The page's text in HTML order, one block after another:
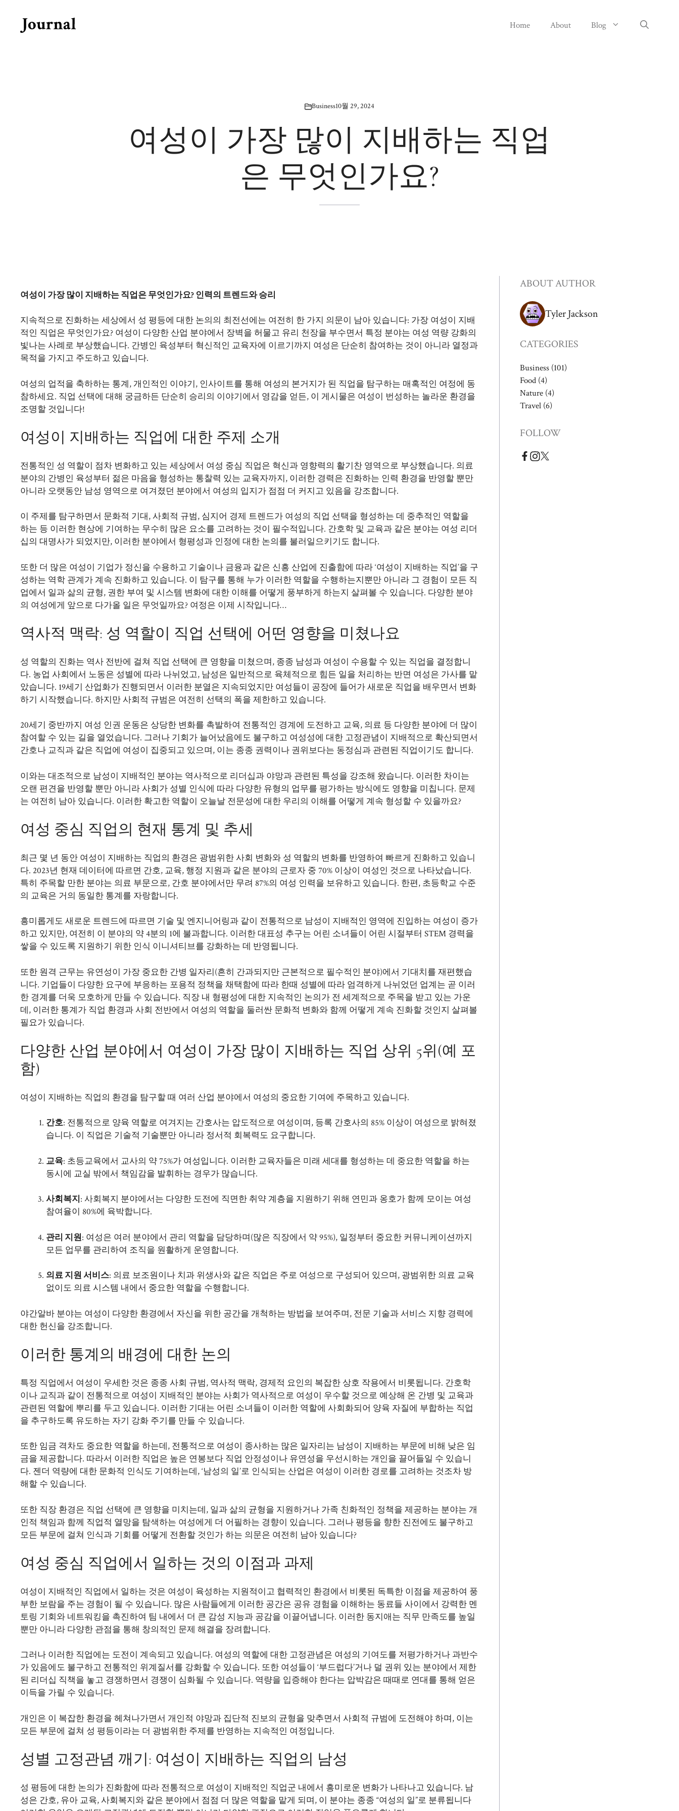
content
Home About Blog
Business10월 29, 2024
여성이 가장 많이 지배하는 직업
은 무엇인가요?
여성이 가장 많이 지배하는 직업은 무엇인가요? 인력의 트렌드와 승리
지속적으로 진화하는 세상에서 성 평등에 대한 논의의 최전선에는 여전히 한 가지 의문이 남아 있습니다: 가장 여성이 지배
적인 직업은 무엇인가요? 여성이 다양한 산업 분야에서 장벽을 허물고 유리 천장을 부수면서 특정 분야는 여성 역량 강화의
빛나는 사례로 부상했습니다. 간병인 육성부터 혁신적인 교육자에 이르기까지 여성은 단순히 참여하는 것이 아니라 열정과
목적을 가지고 주도하고 있습니다.
여성의 업적을 축하하는 통계, 개인적인 이야기, 인사이트를 통해 여성의 본거지가 된 직업을 탐구하는 매혹적인 여정에 동
참하세요. 직업 선택에 대해 궁금하든 단순히 승리의 이야기에서 영감을 얻든, 이 게시물은 여성이 번성하는 놀라운 환경을
조명할 것입니다!
여성이 지배하는 직업에 대한 주제 소개
전통적인 성 역할이 점차 변화하고 있는 세상에서 여성 중심 직업은 혁신과 영향력의 활기찬 영역으로 부상했습니다. 의료
분야의 간병인 육성부터 젊은 마음을 형성하는 통찰력 있는 교육자까지, 이러한 경력은 진화하는 인력 환경을 반영할 뿐만
아니라 오랫동안 남성 영역으로 여겨졌던 분야에서 여성의 입지가 점점 더 커지고 있음을 강조합니다.
이 주제를 탐구하면서 문화적 기대, 사회적 규범, 심지어 경제 트렌드가 여성의 직업 선택을 형성하는 데 중추적인 역할을
하는 등 이러한 현상에 기여하는 무수히 많은 요소를 고려하는 것이 필수적입니다. 간호학 및 교육과 같은 분야는 여성 리더
십의 대명사가 되었지만, 이러한 분야에서 형평성과 인정에 대한 논의를 불러일으키기도 합니다.
또한 더 많은 여성이 기업가 정신을 수용하고 기술이나 금융과 같은 신흥 산업에 진출함에 따라 ‘여성이 지배하는 직업’을 구
성하는 역학 관계가 계속 진화하고 있습니다. 이 탐구를 통해 누가 이러한 역할을 수행하는지뿐만 아니라 그 경험이 모든 직
업에서 일과 삶의 균형, 권한 부여 및 시스템 변화에 대한 이해를 어떻게 풍부하게 하는지 살펴볼 수 있습니다. 다양한 분야
의 여성에게 앞으로 다가올 일은 무엇일까요? 여정은 이제 시작입니다…
역사적 맥락: 성 역할이 직업 선택에 어떤 영향을 미쳤나요
성 역할의 진화는 역사 전반에 걸쳐 직업 선택에 큰 영향을 미쳤으며, 종종 남성과 여성이 수용할 수 있는 직업을 결정합니
다. 농업 사회에서 노동은 성별에 따라 나뉘었고, 남성은 일반적으로 육체적으로 힘든 일을 처리하는 반면 여성은 가사를 맡
았습니다. 19세기 산업화가 진행되면서 이러한 분열은 지속되었지만 여성들이 공장에 들어가 새로운 직업을 배우면서 변화
하기 시작했습니다. 하지만 사회적 규범은 여전히 선택의 폭을 제한하고 있습니다.
20세기 중반까지 여성 인권 운동은 상당한 변화를 촉발하여 전통적인 경계에 도전하고 교육, 의료 등 다양한 분야에 더 많이
참여할 수 있는 길을 열었습니다. 그러나 기회가 늘어났음에도 불구하고 여성성에 대한 고정관념이 지배적으로 확산되면서
간호나 교직과 같은 직업에 여성이 집중되고 있으며, 이는 종종 권력이나 권위보다는 동정심과 관련된 직업이기도 합니다.
이와는 대조적으로 남성이 지배적인 분야는 역사적으로 리더십과 야망과 관련된 특성을 강조해 왔습니다. 이러한 차이는
오랜 편견을 반영할 뿐만 아니라 사회가 성별 인식에 따라 다양한 유형의 업무를 평가하는 방식에도 영향을 미칩니다. 문제
는 여전히 남아 있습니다. 이러한 확고한 역할이 오늘날 전문성에 대한 우리의 이해를 어떻게 계속 형성할 수 있을까요?
여성 중심 직업의 현재 통계 및 추세
최근 몇 년 동안 여성이 지배하는 직업의 환경은 광범위한 사회 변화와 성 역할의 변화를 반영하여 빠르게 진화하고 있습니
다. 2023년 현재 데이터에 따르면 간호, 교육, 행정 지원과 같은 분야의 근로자 중 70% 이상이 여성인 것으로 나타났습니다.
특히 주목할 만한 분야는 의료 부문으로, 간호 분야에서만 무려 87%의 여성 인력을 보유하고 있습니다. 한편, 초등학교 수준
의 교육은 거의 동일한 통계를 자랑합니다.
흥미롭게도 새로운 트렌드에 따르면 기술 및 엔지니어링과 같이 전통적으로 남성이 지배적인 영역에 진입하는 여성이 증가
하고 있지만, 여전히 이 분야의 약 4분의 1에 불과합니다. 이러한 대표성 추구는 어린 소녀들이 어린 시절부터 STEM 경력을
쌓을 수 있도록 지원하기 위한 인식 이니셔티브를 강화하는 데 반영됩니다.
또한 원격 근무는 유연성이 가장 중요한 간병 일자리(흔히 간과되지만 근본적으로 필수적인 분야)에서 기대치를 재편했습
니다. 기업들이 다양한 요구에 부응하는 포용적 정책을 채택함에 따라 한때 성별에 따라 엄격하게 나뉘었던 업계는 곧 이러
한 경계를 더욱 모호하게 만들 수 있습니다. 직장 내 형평성에 대한 지속적인 논의가 전 세계적으로 주목을 받고 있는 가운
데, 이러한 통계가 직업 환경과 사회 전반에서 여성의 역할을 둘러싼 문화적 변화와 함께 어떻게 계속 진화할 것인지 살펴볼
필요가 있습니다.
다양한 산업 분야에서 여성이 가장 많이 지배하는 직업 상위 5위(예 포
함)
여성이 지배하는 직업의 환경을 탐구할 때 여러 산업 분야에서 여성의 중요한 기여에 주목하고 있습니다.
간호: 전통적으로 양육 역할로 여겨지는 간호사는 압도적으로 여성이며, 등록 간호사의 85% 이상이 여성으로 밝혀졌
습니다. 이 직업은 기술적 기술뿐만 아니라 정서적 회복력도 요구합니다.
교육: 초등교육에서 교사의 약 75%가 여성입니다. 이러한 교육자들은 미래 세대를 형성하는 데 중요한 역할을 하는
동시에 교실 밖에서 책임감을 발휘하는 경우가 많습니다.
사회복지 : 사회복지 분야에서는 다양한 도전에 직면한 취약 계층을 지원하기 위해 연민과 옹호가 함께 모이는 여성
참여율이 80%에 육박합니다.
관리 지원: 여성은 여러 분야에서 관리 역할을 담당하며(많은 직장에서 약 95%), 일정부터 중요한 커뮤니케이션까지
모든 업무를 관리하여 조직을 원활하게 운영합니다.
의료 지원 서비스: 의료 보조원이나 치과 위생사와 같은 직업은 주로 여성으로 구성되어 있으며, 광범위한 의료 교육
없이도 의료 시스템 내에서 중요한 역할을 수행합니다.
야간알바 분야는 여성이 다양한 환경에서 자신을 위한 공간을 개척하는 방법을 보여주며, 전문 기술과 서비스 지향 경력에
대한 헌신을 강조합니다.
이러한 통계의 배경에 대한 논의
특정 직업에서 여성이 우세한 것은 종종 사회 규범, 역사적 맥락, 경제적 요인의 복잡한 상호 작용에서 비롯됩니다. 간호학
이나 교직과 같이 전통적으로 여성이 지배적인 분야는 사회가 역사적으로 여성이 우수할 것으로 예상해 온 간병 및 교육과
관련된 역할에 뿌리를 두고 있습니다. 이러한 기대는 어린 소녀들이 이러한 역할에 사회화되어 양육 자질에 부합하는 직업
을 추구하도록 유도하는 자기 강화 주기를 만들 수 있습니다.
또한 임금 격차도 중요한 역할을 하는데, 전통적으로 여성이 종사하는 많은 일자리는 남성이 지배하는 부문에 비해 낮은 임
금을 제공합니다. 따라서 이러한 직업은 높은 연봉보다 직업 안정성이나 유연성을 우선시하는 개인을 끌어들일 수 있습니
다. 젠더 역량에 대한 문화적 인식도 기여하는데, ‘남성의 일’로 인식되는 산업은 여성이 이러한 경로를 고려하는 것조차 방
해할 수 있습니다.
또한 직장 환경은 직업 선택에 큰 영향을 미치는데, 일과 삶의 균형을 지원하거나 가족 친화적인 정책을 제공하는 분야는 개
인적 책임과 함께 직업적 열망을 탐색하는 여성에게 더 어필하는 경향이 있습니다. 그러나 평등을 향한 진전에도 불구하고
모든 부문에 걸쳐 인식과 기회를 어떻게 전환할 것인가 하는 의문은 여전히 남아 있습니다?
여성 중심 직업에서 일하는 것의 이점과 과제
여성이 지배적인 직업에서 일하는 것은 여성이 육성하는 지원적이고 협력적인 환경에서 비롯된 독특한 이점을 제공하여 풍
부한 보람을 주는 경험이 될 수 있습니다. 많은 사람들에게 이러한 공간은 공유 경험을 이해하는 동료들 사이에서 강력한 멘
토링 기회와 네트워킹을 촉진하여 팀 내에서 더 큰 감성 지능과 공감을 이끌어냅니다. 이러한 동지애는 직무 만족도를 높일
뿐만 아니라 다양한 관점을 통해 창의적인 문제 해결을 장려합니다.
그러나 이러한 직업에는 도전이 계속되고 있습니다. 여성의 역할에 대한 고정관념은 여성의 기여도를 저평가하거나 과반수
가 있음에도 불구하고 전통적인 위계질서를 강화할 수 있습니다. 또한 여성들이 ‘부드럽다’거나 덜 권위 있는 분야에서 제한
된 리더십 직책을 놓고 경쟁하면서 경쟁이 심화될 수 있습니다. 역량을 입증해야 한다는 압박감은 때때로 연대를 통해 얻은
이득을 가릴 수 있습니다.
개인은 이 복잡한 환경을 헤쳐나가면서 개인적 야망과 집단적 진보의 균형을 맞추면서 사회적 규범에 도전해야 하며, 이는
모든 부문에 걸쳐 성 평등이라는 더 광범위한 주제를 반영하는 지속적인 여정입니다.
성별 고정관념 깨기: 여성이 지배하는 직업의 남성
성 평등에 대한 논의가 진화함에 따라 전통적으로 여성이 지배적인 직업군 내에서 흥미로운 변화가 나타나고 있습니다. 남
성은 간호, 유아 교육, 사회복지와 같은 분야에서 점점 더 많은 역할을 맡게 되며, 이 분야는 종종 “여성의 일”로 분류됩니다
ABOUT AUTHOR
Tyler Jackson
CATEGORIES
Business (101)
Food (4)
Nature (4)
Travel (6)
FOLLOW